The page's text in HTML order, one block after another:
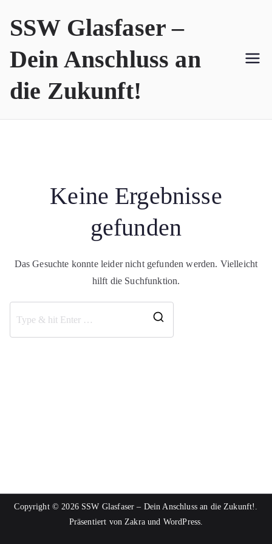
SSW Glasfaser –
Dein Anschluss an
die Zukunft!
Keine Ergebnisse
gefunden
Das Gesuchte konnte leider nicht gefunden werden. Vielleicht
hilft die Suchfunktion.
Copyright © 2026 SSW Glasfaser – Dein Anschluss an die Zukunft! .
Präsentiert vonZakraund WordPress.